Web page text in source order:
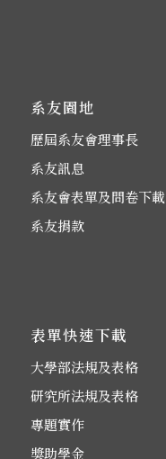
系友園地
歷屆系友會理事長
系友訊息
系友會表單及問卷下載
系友捐款
表單快速下載
大學部法規及表格
研究所法規及表格
專題實作
獎助學金